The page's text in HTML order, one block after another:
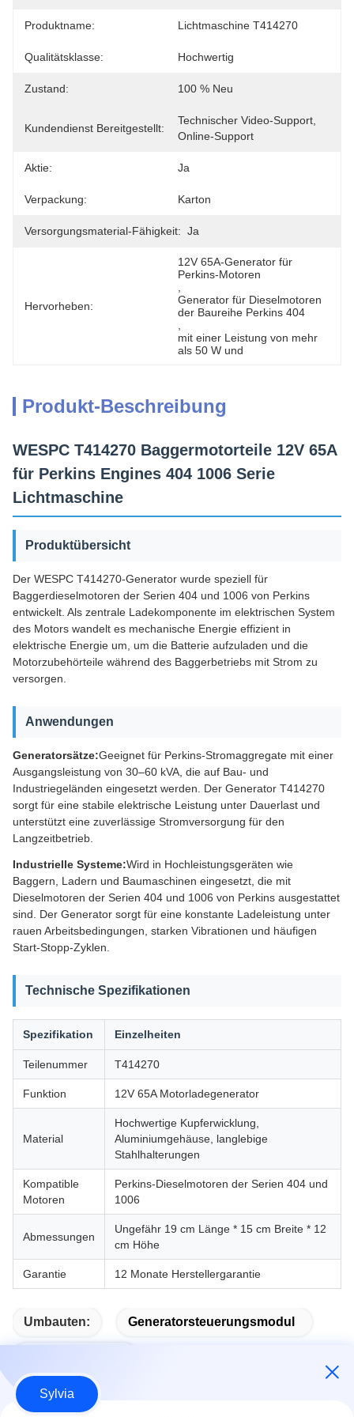
Produktname: Lichtmaschine T414270
Qualitätsklasse: Hochwertig
Zustand: 100 % Neu
Kundendienst Bereitgestellt:
Technischer Video-Support,
Online-Support
Aktie: Ja
Verpackung: Karton
Versorgungsmaterial-Fähigkeit: Ja
Hervorheben:
12V 65A-Generator für
Perkins-Motoren
Generator für Dieselmotoren
der Baureihe Perkins 404
mit einer Leistung von mehr
als 50 W und
Produkt-Beschreibung
WESPC T414270 Baggermotorteile 12V 65A
für Perkins Engines 404 1006 Serie
Lichtmaschine
Produktübersicht
Der WESPC T414270-Generator wurde speziell für
Baggerdieselmotoren der Serien 404 und 1006 von Perkins
entwickelt. Als zentrale Ladekomponente im elektrischen System
des Motors wandelt es mechanische Energie effizient in
elektrische Energie um, um die Batterie aufzuladen und die
Motorzubehörteile während des Baggerbetriebs mit Strom zu
versorgen.
Anwendungen
Generatorsätze:Geeignet für Perkins-Stromaggregate mit einer
Ausgangsleistung von 30–60 kVA, die auf Bau- und
Industriegeländen eingesetzt werden. Der Generator T414270
sorgt für eine stabile elektrische Leistung unter Dauerlast und
unterstützt eine zuverlässige Stromversorgung für den
Langzeitbetrieb.
Industrielle Systeme:Wird in Hochleistungsgeräten wie
Baggern, Ladern und Baumaschinen eingesetzt, die mit
Dieselmotoren der Serien 404 und 1006 von Perkins ausgestattet
sind. Der Generator sorgt für eine konstante Ladeleistung unter
rauen Arbeitsbedingungen, starken Vibrationen und häufigen
Start-Stopp-Zyklen.
Technische Spezifikationen
Spezifikation Einzelheiten
Teilenummer T414270
Funktion 12V 65A Motorladegenerator
Material
Hochwertige Kupferwicklung,
Aluminiumgehäuse, langlebige
Stahlhalterungen
Kompatible
Motoren
Perkins-Dieselmotoren der Serien 404 und
1006
Abmessungen
Ungefähr 19 cm Länge * 15 cm Breite * 12
cm Höhe
Garantie 12 Monate Herstellergarantie
Umbauten: Generatorsteuerungsmodul
Sylvia